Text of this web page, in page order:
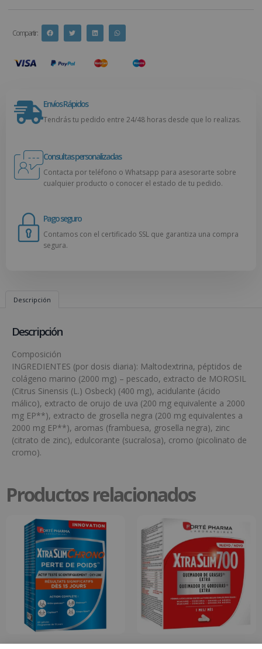
Compartir :
Envíos Rápidos
Tendrás tu pedido entre 24/48 horas desde que lo realizas.
Consultas personalizadas
Contacta por teléfono o Whatsapp para asesorarte sobre
cualquier producto o conocer el estado de tu pedido.
Pago seguro
Contamos con el certificado SSL que garantiza una compra
segura.
Descripción
Descripción
Composición
INGREDIENTES (por dosis diaria): Maltodextrina, péptidos de
colágeno marino (2000 mg) – pescado, extracto de MOROSIL
(Citrus Sinensis (L.) Osbeck) (400 mg), acidulante (ácido
málico), extracto de orujo de uva (200 mg equivalente a 2000
mg EP**), extracto de grosella negra (200 mg equivalentes a
2000 mg EP**), aromas (frambuesa, grosella negra), zinc
(citrato de zinc), edulcorante (sucralosa), cromo (picolinato de
cromo).
Productos relacionados